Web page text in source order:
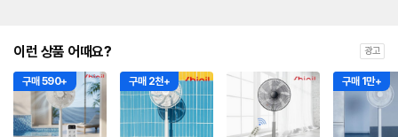
이런 상품 어때요? 광고
구매 590+ 구매 2천+ 구매 1만+